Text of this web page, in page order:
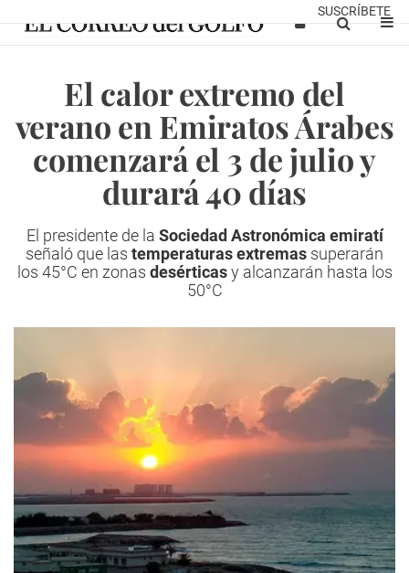
SUSCRÍBETE
El calor extremo del
verano en Emiratos Árabes
comenzará el 3 de julio y
durará 40 días
El presidente de la Sociedad Astronómica emiratí
señaló que las temperaturas extremas superarán
los 45°C en zonas desérticasy alcanzarán hasta los
50°C